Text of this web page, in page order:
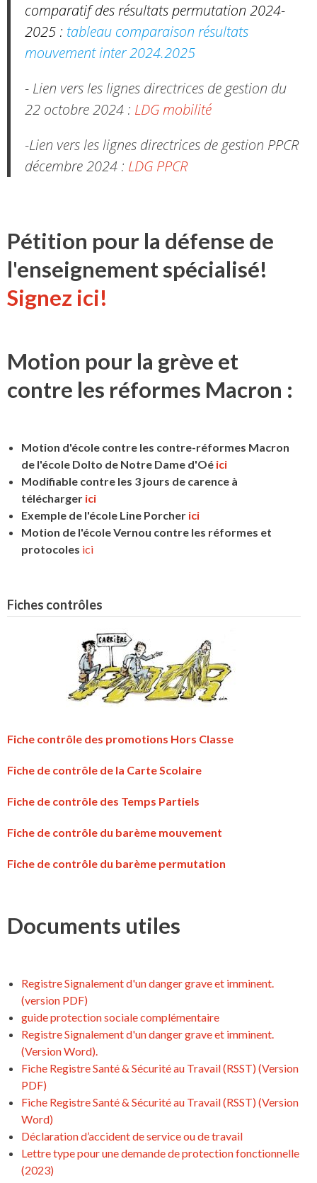
comparatif des résultats permutation 2024-
2025 : tableau comparaison résultats
mouvement inter 2024.2025
- Lien vers les lignes directrices de gestion du
22 octobre 2024 : LDG mobilité
-Lien vers les lignes directrices de gestion PPCR
décembre 2024 : LDG PPCR
Pétition pour la défense de
l'enseignement spécialisé!
Signez ici!
Motion pour la grève et
contre les réformes Macron :
Motion d'école contre les contre-réformes Macron
de l'école Dolto de Notre Dame d'Oé ici
Modifiable contre les 3 jours de carence à
télécharger ici
Exemple de l'école Line Porcher ici
Motion de l'école Vernou contre les réformes et
protocoles ici
Fiches contrôles
Fiche contrôle des promotions Hors Classe
Fiche de contrôle de la Carte Scolaire
Fiche de contrôle des Temps Partiels
Fiche de contrôle du barème mouvement
Fiche de contrôle du barème permutation
Documents utiles
Registre Signalement d'un danger grave et imminent.
(version PDF)
guide protection sociale complémentaire
Registre Signalement d'un danger grave et imminent.
(Version Word).
Fiche Registre Santé & Sécurité au Travail (RSST) (Version
PDF)
Fiche Registre Santé & Sécurité au Travail (RSST) (Version
Word)
Déclaration d’accident de service ou de travail
Lettre type pour une demande de protection fonctionnelle
(2023)